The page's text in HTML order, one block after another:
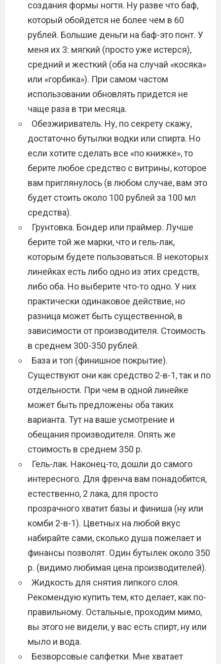
создания формы ногтя. Ну разве что баф,
который обойдется не более чем в 60
рублей. Большие деньги на баф-это понт. У
меня их 3: мягкий (просто уже истерся),
средний и жесткий (оба на случай «косяка»
или «горбика»). При самом частом
использовании обновлять придется не
чаще раза в три месяца.
Обезжириватель. Ну, по секрету скажу,
достаточно бутылки водки или спирта. Но
если хотите сделать все «по книжке», то
берите любое средство с витрины, которое
вам приглянулось (в любом случае, вам это
будет стоить около 100 рублей за 100 мл
средства).
Грунтовка. Бондер или праймер. Лучше
берите той же марки, что и гель-лак,
которым будете пользоваться. В некоторых
линейках есть либо одно из этих средств,
либо оба. Но выберите что-то одно. У них
практически одинаковое действие, но
разница может быть существенной, в
зависимости от производителя. Стоимость
в среднем 300-350 рублей.
База и топ (финишное покрытие).
Существуют они как средство 2-в-1, так и по
отдельности. При чем в одной линейке
может быть предложены оба таких
варианта. Тут на ваше усмотрение и
обещания производителя. Опять же
стоимость в среднем 350 р.
Гель-лак. Наконец-то, дошли до самого
интересного. Для френча вам понадобится,
естественно, 2 лака, для просто
прозрачного хватит базы и финиша (ну или
комби 2-в-1). Цветных на любой вкус
набирайте сами, сколько душа пожелает и
финансы позволят. Один бутылек около 350
р. (видимо любимая цена производителей).
Жидкость для снятия липкого слоя.
Рекомендую купить тем, кто делает, как по-
правильному. Остальные, проходим мимо,
вы этого не видели, у вас есть спирт, ну или
мыло и вода.
Безворсовые салфетки. Мне хватает